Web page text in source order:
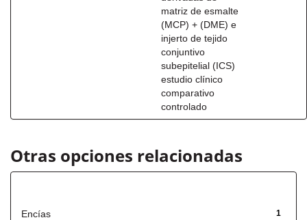
matriz de esmalte
(MCP) + (DME) e
injerto de tejido
conjuntivo
subepitelial (ICS)
estudio clínico
comparativo
controlado
Otras opciones relacionadas
1
Encías